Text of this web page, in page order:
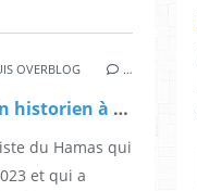
OVERBLOG …
Jean-Pierre Filiu - Un historien à Gaza
du Hamas qui
et qui a